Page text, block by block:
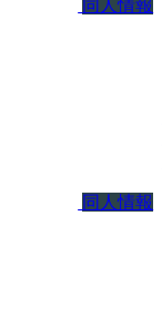
同人情報
同人情報